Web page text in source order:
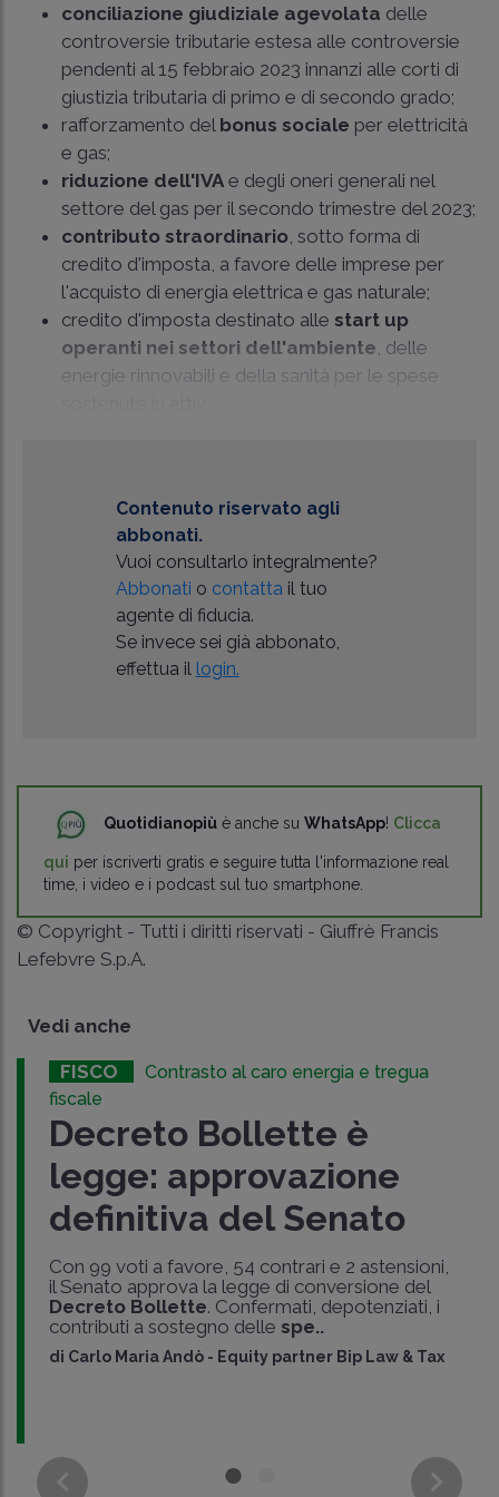
conciliazione giudiziale agevolata delle
controversie tributarie estesa alle controversie
pendenti al 15 febbraio 2023 innanzi alle corti di
giustizia tributaria di primo e di secondo grado;
rafforzamento del bonus sociale per elettricità
e gas;
riduzione dell'IVA e degli oneri generali nel
settore del gas per il secondo trimestre del 2023;
contributo straordinario, sotto forma di
credito d'imposta, a favore delle imprese per
l'acquisto di energia elettrica e gas naturale;
credito d'imposta destinato alle start up
operanti nei settori dell'ambiente, delle
energie rinnovabili e della sanità per le spese
Contenuto riservato agli
abbonati.
Vuoi consultarlo integralmente?
Abbonati o contattail tuo
agente di fiducia.
Se invece sei già abbonato,
effettua il login.
Quotidianopiù è anche su WhatsApp! Clicca
qui per iscriverti gratis e seguire tutta l'informazione real
time, i video e i podcast sul tuo smartphone.
© Copyright - Tutti i diritti riservati - Giuffrè Francis
Lefebvre S.p.A.
Vedi anche
FISCO
Contrasto al caro energia e tregua
fiscale
Decreto Bollette è
legge: approvazione
definitiva del Senato
Con 99 voti a favore, 54 contrari e 2 astensioni,
il Senato approva la legge di conversione del
Decreto Bollette. Confermati, depotenziati, i
contributi a sostegno delle spe..
di Carlo Maria Andò - Equity partner Bip Law & Tax